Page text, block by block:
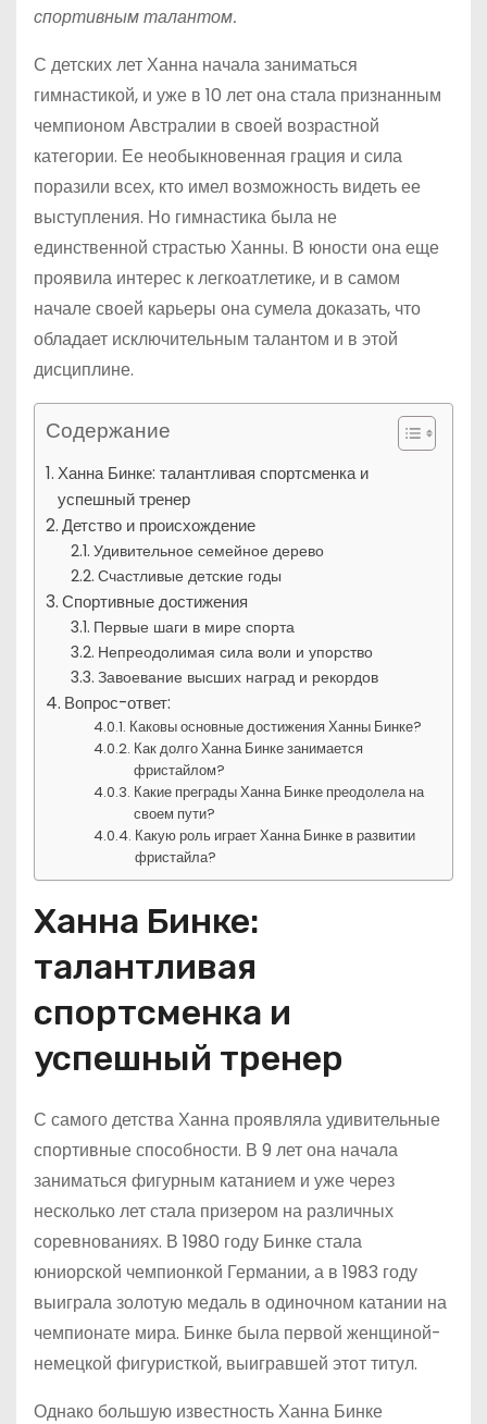
спортивным талантом.
С детских лет Ханна начала заниматься
гимнастикой, и уже в 10 лет она стала признанным
чемпионом Австралии в своей возрастной
категории. Ее необыкновенная грация и сила
поразили всех, кто имел возможность видеть ее
выступления. Но гимнастика была не
единственной страстью Ханны. В юности она еще
проявила интерес к легкоатлетике, и в самом
начале своей карьеры она сумела доказать, что
обладает исключительным талантом и в этой
дисциплине.
Содержание
Ханна Бинке: талантливая спортсменка и
успешный тренер
Детство и происхождение
Удивительное семейное дерево
Счастливые детские годы
Спортивные достижения
Первые шаги в мире спорта
Непреодолимая сила воли и упорство
Завоевание высших наград и рекордов
Вопрос-ответ:
Каковы основные достижения Ханны Бинке?
Как долго Ханна Бинке занимается
фристайлом?
Какие преграды Ханна Бинке преодолела на
своем пути?
Какую роль играет Ханна Бинке в развитии
фристайла?
Ханна Бинке:
талантливая
спортсменка и
успешный тренер
С самого детства Ханна проявляла удивительные
спортивные способности. В 9 лет она начала
заниматься фигурным катанием и уже через
несколько лет стала призером на различных
соревнованиях. В 1980 году Бинке стала
юниорской чемпионкой Германии, а в 1983 году
выиграла золотую медаль в одиночном катании на
чемпионате мира. Бинке была первой женщиной-
немецкой фигуристкой, выигравшей этот титул.
Однако большую известность Ханна Бинке